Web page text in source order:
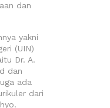
dan
yakni
(UIN)
Dr. A.
dan
ada
dari